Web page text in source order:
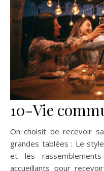
10-Vie
On choisit de recevoir
grandes tablées : Le
et les
accueillants pour